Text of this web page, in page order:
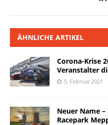
ÄHNLICHE ARTIKEL
Corona-Krise
Veranstalter
5. Februar 2021
Neuer Name
Racepark